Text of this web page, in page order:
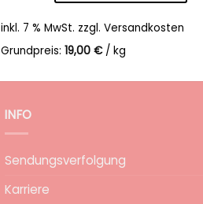
inkl. 7 % MwSt. zzgl. Versandkosten
Grundpreis: 19,00 €/ kg
INFO
Sendungsverfolgung
Karriere